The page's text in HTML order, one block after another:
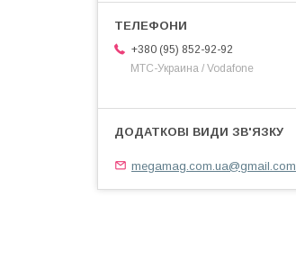
+380 (95) 852-92-92
МТС-Украина / Vodafone
megamag.com.ua@gmail.com